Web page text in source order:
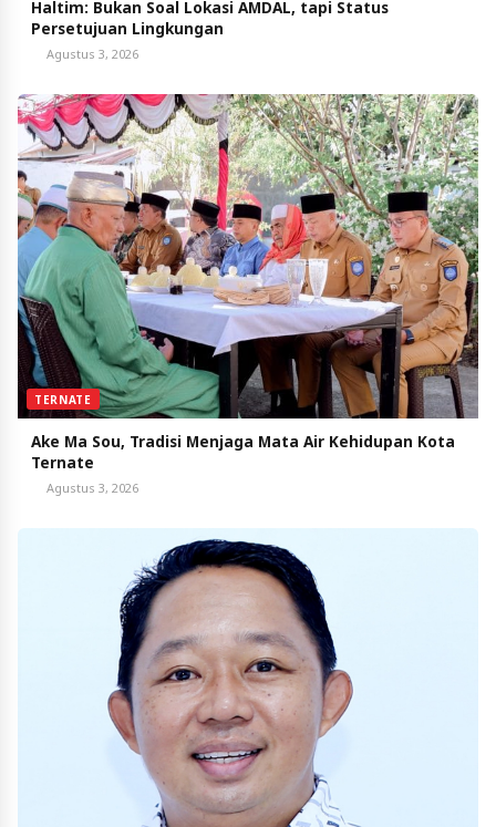
Haltim: Bukan Soal Lokasi AMDAL, tapi Status
Persetujuan Lingkungan
Agustus 3, 2026
TERNATE
Ake Ma Sou, Tradisi Menjaga Mata Air Kehidupan Kota
Ternate
Agustus 3, 2026